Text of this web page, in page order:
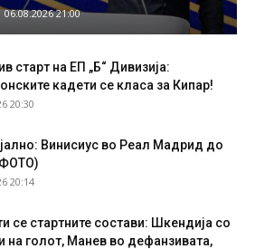
06.08.2026 21:00
старт на ЕП „Б“ Дивизија:
кадети се класа за Кипар!
20:30
Винисиус во Реал Мадрид до
20:14
се стартните состави: Шкендија со
на голот, Манев во дефанзивата,